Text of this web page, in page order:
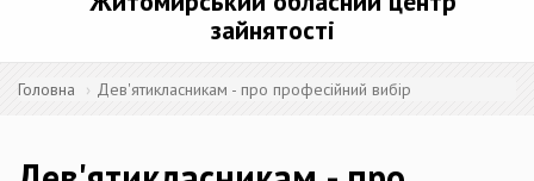
зайнятості
Головна Дев'ятикласникам - про професійний вибір